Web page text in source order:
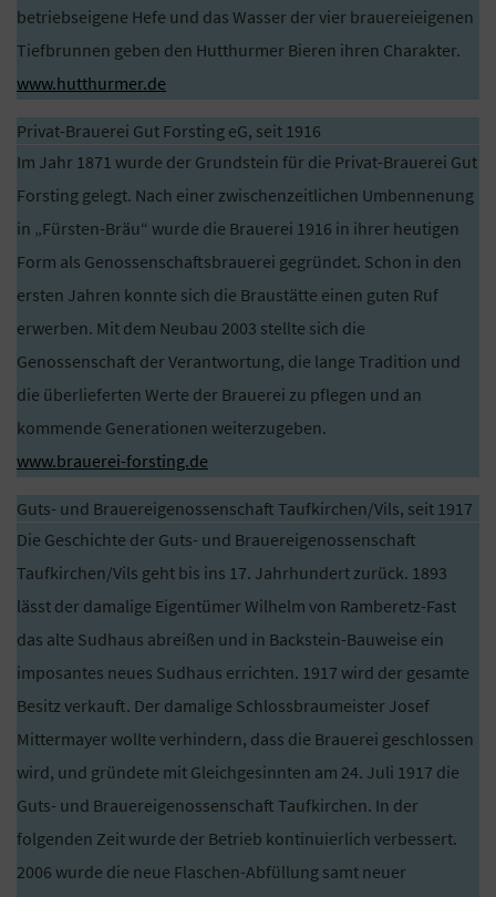
betriebseigene Hefe und das Wasser der vier brauereieigenen
Tiefbrunnen geben den Hutthurmer Bieren ihren Charakter.
www.hutthurmer.de
Privat-Brauerei Gut Forsting eG, seit 1916
Im Jahr 1871 wurde der Grundstein für die Privat-Brauerei Gut
Forsting gelegt. Nach einer zwischenzeitlichen Umbennenung
in „Fürsten-Bräu“ wurde die Brauerei 1916 in ihrer heutigen
Form als Genossenschaftsbrauerei gegründet. Schon in den
ersten Jahren konnte sich die Braustätte einen guten Ruf
erwerben. Mit dem Neubau 2003 stellte sich die
Genossenschaft der Verantwortung, die lange Tradition und
die überlieferten Werte der Brauerei zu pflegen und an
kommende Generationen weiterzugeben.
www.brauerei-forsting.de
Guts- und Brauereigenossenschaft Taufkirchen/Vils, seit 1917
Die Geschichte der Guts- und Brauereigenossenschaft
Taufkirchen/Vils geht bis ins 17. Jahrhundert zurück. 1893
lässt der damalige Eigentümer Wilhelm von Ramberetz-Fast
das alte Sudhaus abreißen und in Backstein-Bauweise ein
imposantes neues Sudhaus errichten. 1917 wird der gesamte
Besitz verkauft. Der damalige Schlossbraumeister Josef
Mittermayer wollte verhindern, dass die Brauerei geschlossen
wird, und gründete mit Gleichgesinnten am 24. Juli 1917 die
Guts- und Brauereigenossenschaft Taufkirchen. In der
folgenden Zeit wurde der Betrieb kontinuierlich verbessert.
2006 wurde die neue Flaschen-Abfüllung samt neuer